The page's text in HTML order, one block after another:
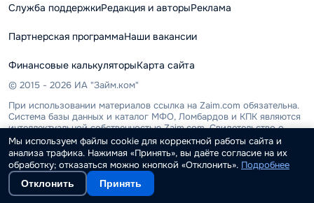
Служба поддержкиРедакция и авторыРеклама
Партнерская программаНаши вакансии
Финансовые калькуляторыКарта сайта
© 2015 - 2026 ИА "Займ.ком"
При использовании материалов ссылка на Zaim.com обязательна.
Система базы данных и каталог МФО, Ломбардов и КПК являются
интеллектуальной собственностью Zaim.com. Свидетельство о
государственной регистрации базы данных №2016621516 от 11
ноября 2016. Копирование запрещается и охраняется законом.
Свидетельство о СМИ ЭЛ № ФС 77 - 68179 от 27 декабря 2016
года.
Мы используем файлы cookie для корректной работы сайта и
анализа трафика. Нажимая «Принять», вы даёте согласие на их
обработку; отказаться можно кнопкой «Отклонить». Подробнее
Отклонить Принять